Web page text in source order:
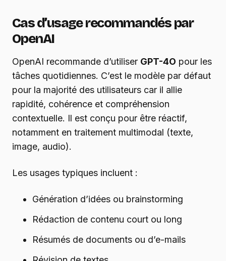
Cas d’usage recommandés par
OpenAI
OpenAI recommande d’utiliser GPT-4O pour les
tâches quotidiennes. C’est le modèle par défaut
pour la majorité des utilisateurs car il allie
rapidité, cohérence et compréhension
contextuelle. Il est conçu pour être réactif,
notamment en traitement multimodal (texte,
image, audio).
Les usages typiques incluent :
Génération d’idées ou brainstorming
Rédaction de contenu court ou long
Résumés de documents ou d’e-mails